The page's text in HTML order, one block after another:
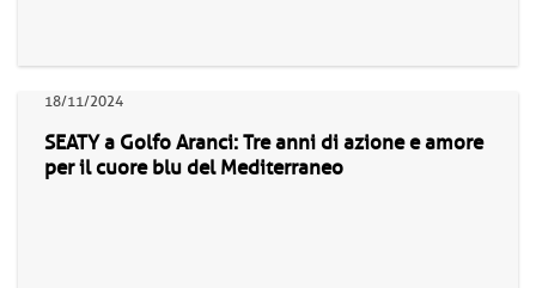
18/11/2024
SEATY a Golfo Aranci: Tre anni di azione e amore
per il cuore blu del Mediterraneo